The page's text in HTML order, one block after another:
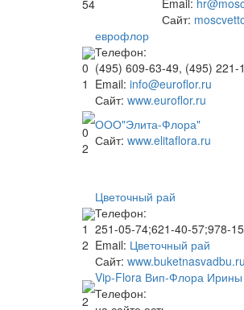
54
Email:
Сайт:
0
1
еврофлор
Телефон:
(495) 609-63-49, (495)
Email: info@euroflor.ru
Сайт: www.euroflor.ru
0
2
ООО"Элита-Флора"
Сайт: www.elitaflora.ru
1
2
Цветочный рай
Телефон:
251-05-74;621-40-57;978-
Email: Цветочный рай
Сайт: www.buketnasvadbu.ru
2
Vip-Flora Вип-Флора Ирины
Телефон: